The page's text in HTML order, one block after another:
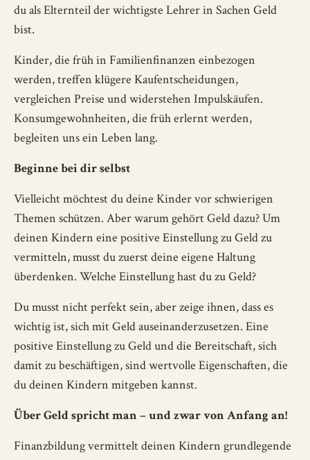
du als Elternteil der wichtigste Lehrer in Sachen Geld
bist.
Kinder, die früh in Familienfinanzen einbezogen
werden, treffen klügere Kaufentscheidungen,
vergleichen Preise und widerstehen Impulskäufen.
Konsumgewohnheiten, die früh erlernt werden,
begleiten uns ein Leben lang.
Beginne bei dir selbst
Vielleicht möchtest du deine Kinder vor schwierigen
Themen schützen. Aber warum gehört Geld dazu? Um
deinen Kindern eine positive Einstellung zu Geld zu
vermitteln, musst du zuerst deine eigene Haltung
überdenken. Welche Einstellung hast du zu Geld?
Du musst nicht perfekt sein, aber zeige ihnen, dass es
wichtig ist, sich mit Geld auseinanderzusetzen. Eine
positive Einstellung zu Geld und die Bereitschaft, sich
damit zu beschäftigen, sind wertvolle Eigenschaften, die
du deinen Kindern mitgeben kannst.
Über Geld spricht man – und zwar von Anfang an!
Finanzbildung vermittelt deinen Kindern grundlegende